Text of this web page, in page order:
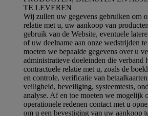
TE LEVEREN
Wij zullen uw gegevens gebruiken om
relatie met u, uw aankoop van
gebruik van de Website, eventuele
of uw deelname aan onze wedstrijden
moeten we bepaalde gegevens over u
administratieve doeleinden die verband
contractuele relatie met u, zoals de
en controle, verificatie van
veiligheid, beveiliging, systeemtests,
analyse. Af en toe moeten we mogelijk
operationele redenen contact met u
om u een bevestiging van uw aankoop